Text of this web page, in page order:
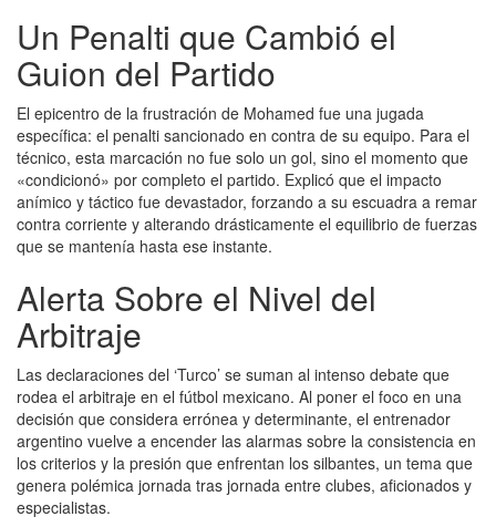
Un Penalti que Cambió el
Guion del Partido
El epicentro de la frustración de Mohamed fue una jugada
específica: el penalti sancionado en contra de su equipo. Para el
técnico, esta marcación no fue solo un gol, sino el momento que
«condicionó» por completo el partido. Explicó que el impacto
anímico y táctico fue devastador, forzando a su escuadra a remar
contra corriente y alterando drásticamente el equilibrio de fuerzas
que se mantenía hasta ese instante.
Alerta Sobre el Nivel del
Arbitraje
Las declaraciones del ‘Turco’ se suman al intenso debate que
rodea el arbitraje en el fútbol mexicano. Al poner el foco en una
decisión que considera errónea y determinante, el entrenador
argentino vuelve a encender las alarmas sobre la consistencia en
los criterios y la presión que enfrentan los silbantes, un tema que
genera polémica jornada tras jornada entre clubes, aficionados y
especialistas.